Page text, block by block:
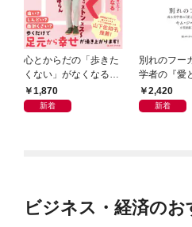
心とからだの「歩きた
くない」がなくなる
らせん流 ゆるらく歩
き
1,870
新着
別れのフ
学者の『愛
章』2,420
新着
ビジネス・経済のお